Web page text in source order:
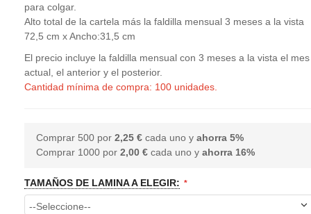
para colgar.
Alto total de la cartela más la faldilla mensual 3 meses a la vista
72,5 cm x Ancho:31,5 cm
El precio incluye la faldilla mensual con 3 meses a la vista el mes
actual, el anterior y el posterior.
Cantidad mínima de compra: 100 unidades.
Comprar 500 por2,25 € cada uno yahorra5%
Comprar 1000 por2,00 € cada uno yahorra 16%
TAMAÑOS DE LAMINA A ELEGIR: